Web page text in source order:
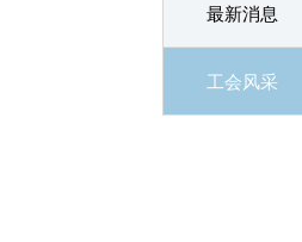
最新消息
工会风采